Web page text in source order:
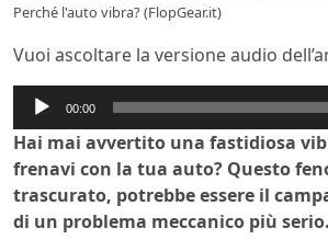
Perché l'auto vibra? (FlopGear.it)
Vuoi ascoltare la versione audio
Audio
Player
00:00
Hai mai avvertito una fastidiosa
frenavi con la tua auto? Questo
trascurato, potrebbe essere il
di un problema meccanico più serio.